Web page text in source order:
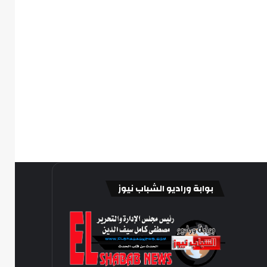
بوابة وراديو الشباب نيوز